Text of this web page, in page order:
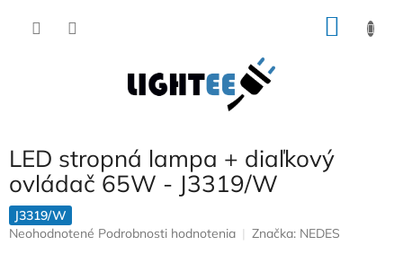
LED stropná lampa + diaľkový
ovládač 65W - J3319/W
J3319/W
Priemerné
Neohodnotené Podrobnosti hodnotenia Značka: NEDES